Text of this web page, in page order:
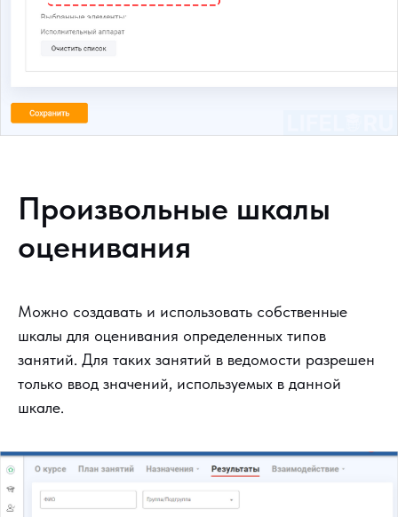
Произвольные шкалы
оценивания
Можно создавать и использовать собственные
шкалы для оценивания определенных типов
занятий. Для таких занятий в ведомости разрешен
только ввод значений, используемых в данной
шкале.